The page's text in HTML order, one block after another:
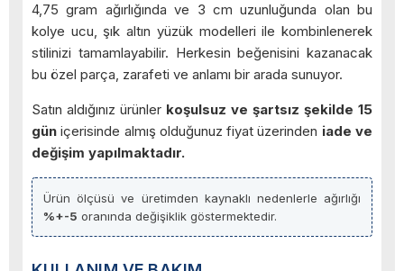
4,75 gram ağırlığında ve 3 cm uzunluğunda olan bu
kolye ucu, şık altın yüzük modelleri ile kombinlenerek
stilinizi tamamlayabilir. Herkesin beğenisini kazanacak
bu özel parça, zarafeti ve anlamı bir arada sunuyor.
Satın aldığınız ürünler koşulsuz ve şartsız şekilde 15
gün içerisinde almış olduğunuz fiyat üzerinden iade ve
değişim yapılmaktadır.
Ürün ölçüsü ve üretimden kaynaklı nedenlerle ağırlığı
%+-5 oranında değişiklik göstermektedir.